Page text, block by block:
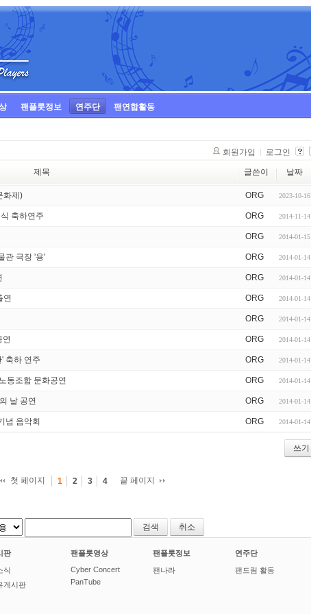
팬플룻정보 연주단 팬연합활동
회원가입 로그인
제목 글쓴이 날짜
화제) ORG 2023-10-16
축하연주 ORG 2014-11-14
ORG 2014-01-15
관 극장 '용' ORG 2014-01-14
ORG 2014-01-14
연 ORG 2014-01-14
ORG 2014-01-14
연 ORG 2014-01-14
축하 연주 ORG 2014-01-14
동조합 문화공연 ORG 2014-01-14
날 공연 ORG 2014-01-14
념 음악회 ORG 2014-01-14
쓰기
첫 페이지 1 2 3 4 끝 페이지
취소
판
식
게시판
팬플룻영상
Cyber Concert
PanTube
팬플룻정보
팬나라
연주단
팬드림 활동